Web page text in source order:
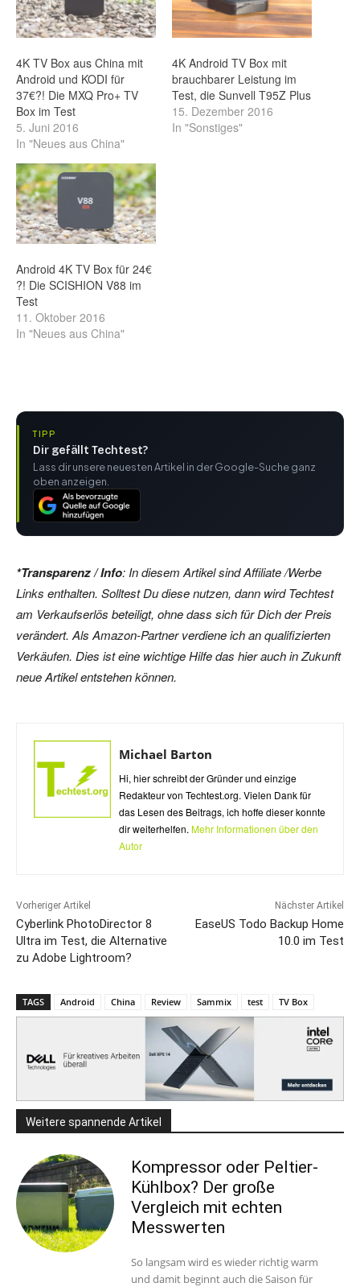
4K TV Box aus China mit
Android und KODI für
37€?! Die MXQ Pro+ TV
Box im Test
5. Juni 2016
In "Neues aus China"
4K Android TV Box mit
brauchbarer Leistung im
Test, die Sunvell T95Z Plus
15. Dezember 2016
In "Sonstiges"
Android 4K TV Box für 24€
?! Die SCISHION V88 im
Test
11. Oktober 2016
In "Neues aus China"
TIPP
Dir gefällt Techtest?
Lass dir unsere neuesten Artikel in der Google-Suche ganz
oben anzeigen.
*Transparenz / Info: In diesem Artikel sind Affiliate /Werbe
Links enthalten. Solltest Du diese nutzen, dann wird Techtest
am Verkaufserlös beteiligt, ohne dass sich für Dich der Preis
verändert. Als Amazon-Partner verdiene ich an qualifizierten
Verkäufen. Dies ist eine wichtige Hilfe das hier auch in Zukunft
neue Artikel entstehen können.
Michael Barton
Hi, hier schreibt der Gründer und einzige
Redakteur von Techtest.org. Vielen Dank für
das Lesen des Beitrags, ich hoffe dieser konnte
dir weiterhelfen. Mehr Informationen über den
Autor
Vorheriger Artikel
Cyberlink PhotoDirector 8
Ultra im Test, die Alternative
zu Adobe Lightroom?
Nächster Artikel
EaseUS Todo Backup Home
10.0 im Test
TAGS Android China Review Sammix test TV Box
Weitere spannende Artikel
Kompressor oder Peltier-
Kühlbox? Der große
Vergleich mit echten
Messwerten
So langsam wird es wieder richtig warm
und damit beginnt auch die Saison für